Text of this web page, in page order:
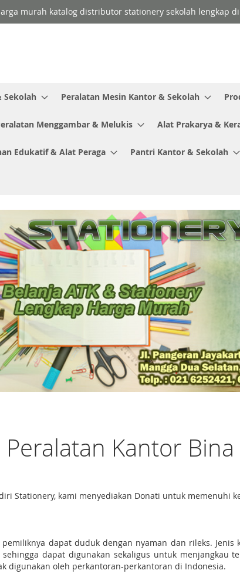
murah katalog distributor stationery sekolah lengkap
Sekolah Peralatan Mesin Kantor & Sekolah
Menggambar & Melukis Alat Prakarya &
Edukatif & Alat Peraga Pantri Kantor & Sekolah
Kantor
Stationery, kami menyediakan Donati untuk memenuhi
dapat duduk dengan nyaman dan rileks.
dapat digunakan sekaligus untuk menjangkau
digunakan oleh perkantoran-perkantoran di Indonesia.